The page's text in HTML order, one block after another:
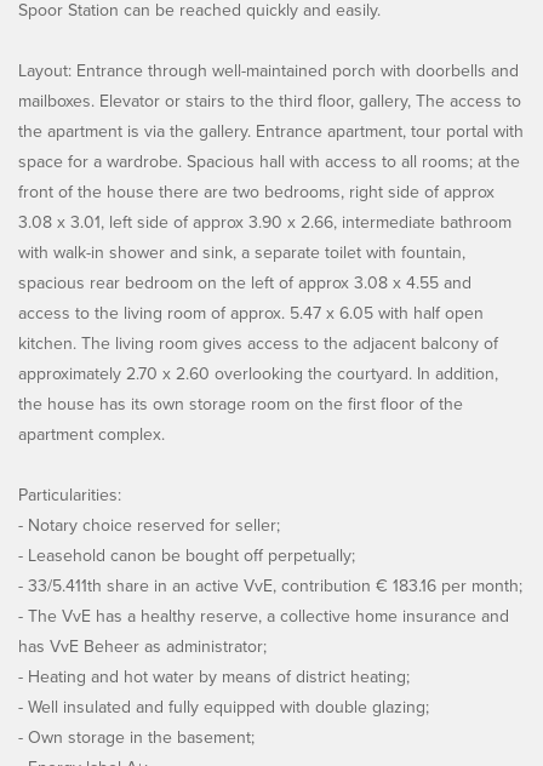
Spoor Station can be reached quickly and easily.
Layout: Entrance through well-maintained porch with doorbells and
mailboxes. Elevator or stairs to the third floor, gallery, The access to
the apartment is via the gallery. Entrance apartment, tour portal with
space for a wardrobe. Spacious hall with access to all rooms; at the
front of the house there are two bedrooms, right side of approx
3.08 x 3.01, left side of approx 3.90 x 2.66, intermediate bathroom
with walk-in shower and sink, a separate toilet with fountain,
spacious rear bedroom on the left of approx 3.08 x 4.55 and
access to the living room of approx. 5.47 x 6.05 with half open
kitchen. The living room gives access to the adjacent balcony of
approximately 2.70 x 2.60 overlooking the courtyard. In addition,
the house has its own storage room on the first floor of the
apartment complex.
Particularities:
- Notary choice reserved for seller;
- Leasehold canon be bought off perpetually;
- 33/5.411th share in an active VvE, contribution € 183.16 per month;
- The VvE has a healthy reserve, a collective home insurance and
has VvE Beheer as administrator;
- Heating and hot water by means of district heating;
- Well insulated and fully equipped with double glazing;
- Own storage in the basement;